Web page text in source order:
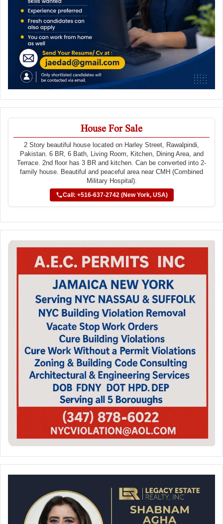
House For Sale
2 Story beautiful house located on Harley Street, Rawalpindi,
Pakistan. 6 BR, 6 Bath, Living Room, Kitchen, Dining Area, and
Terrace. 2nd floor has 3 BR and kitchen. Can be converted into 2-
family house. Beautiful and peaceful area near CMH (Combined
Military Hospital).
Call: +516-637-2742 (New York, USA)